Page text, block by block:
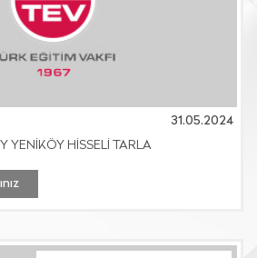
31.05.2024
YENİKÖY HİSSELİ TARLA